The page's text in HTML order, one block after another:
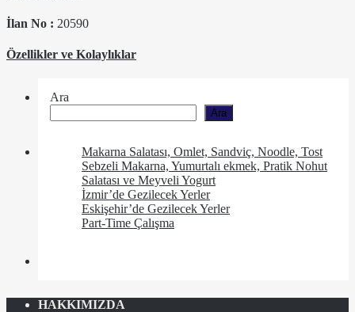
İlan No : 20590
Özellikler ve Kolaylıklar
Ara
Ara
Makarna Salatası, Omlet, Sandviç, Noodle, Tost
Sebzeli Makarna, Yumurtalı ekmek, Pratik Nohut
Salatası ve Meyveli Yogurt
İzmir’de Gezilecek Yerler
Eskişehir’de Gezilecek Yerler
Part-Time Çalışma
HAKKIMIZDA